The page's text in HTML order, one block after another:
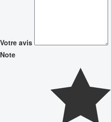
Votre avis
Note